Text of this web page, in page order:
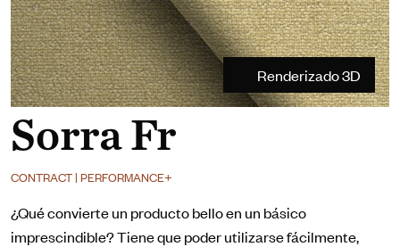
Renderizado 3D
CONTRACT | PERFORMANCE+
Sorra Fr
¿Qué convierte un producto bello en un básico
imprescindible? Tiene que poder utilizarse fácilmente,